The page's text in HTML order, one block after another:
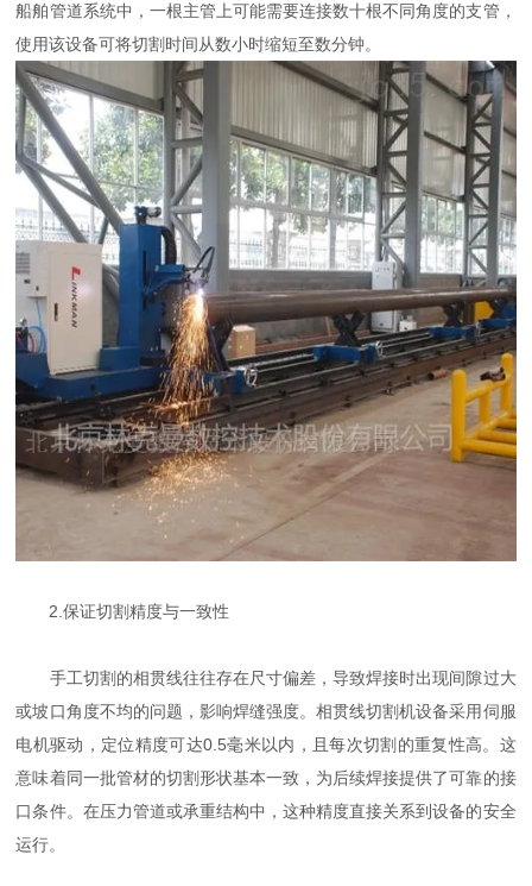
船舶管道系统中，一根主管上可能需要连接数十根不同角度的支管，
使用该设备可将切割时间从数小时缩短至数分钟。
2.保证切割精度与一致性
手工切割的相贯线往往存在尺寸偏差，导致焊接时出现间隙过大
或坡口角度不均的问题，影响焊缝强度。相贯线切割机设备采用伺服
电机驱动，定位精度可达0.5毫米以内，且每次切割的重复性高。这
意味着同一批管材的切割形状基本一致，为后续焊接提供了可靠的接
口条件。在压力管道或承重结构中，这种精度直接关系到设备的安全
运行。